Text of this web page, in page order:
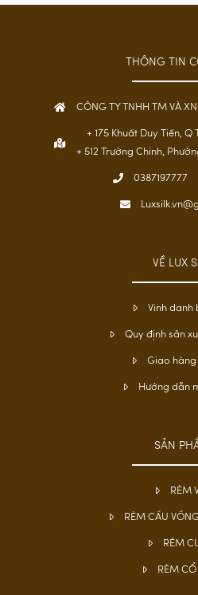
THÔNG TIN
CÔNG TY TNHH TM VÀ
+ 175 Khuất Duy Tiến, Q
+ 512 Trường Chinh,
0387197777
VỀ LUX
Vinh danh
Quy định sản
Giao
Hướng dẫn
SẢN
RÈM
RÈM CẦU
RÈM
RÈM